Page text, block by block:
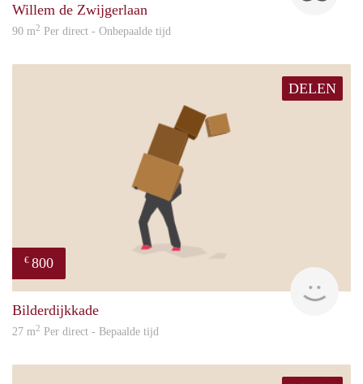
Willem de Zwijgerlaan
90 m2 Per direct - Onbepaalde tijd
DELEN
€ 800
Bilderdijkkade
27 m2 Per direct - Bepaalde tijd